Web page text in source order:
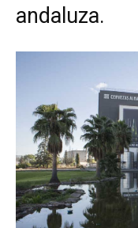
andaluza.